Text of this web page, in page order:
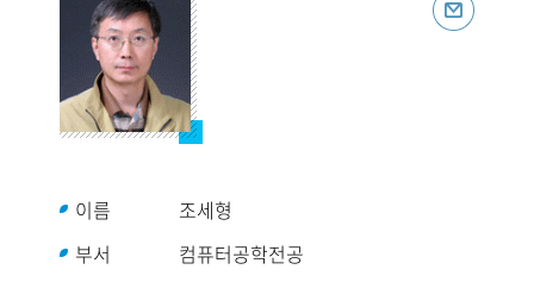
이름
조세형
부서
컴퓨터공학전공